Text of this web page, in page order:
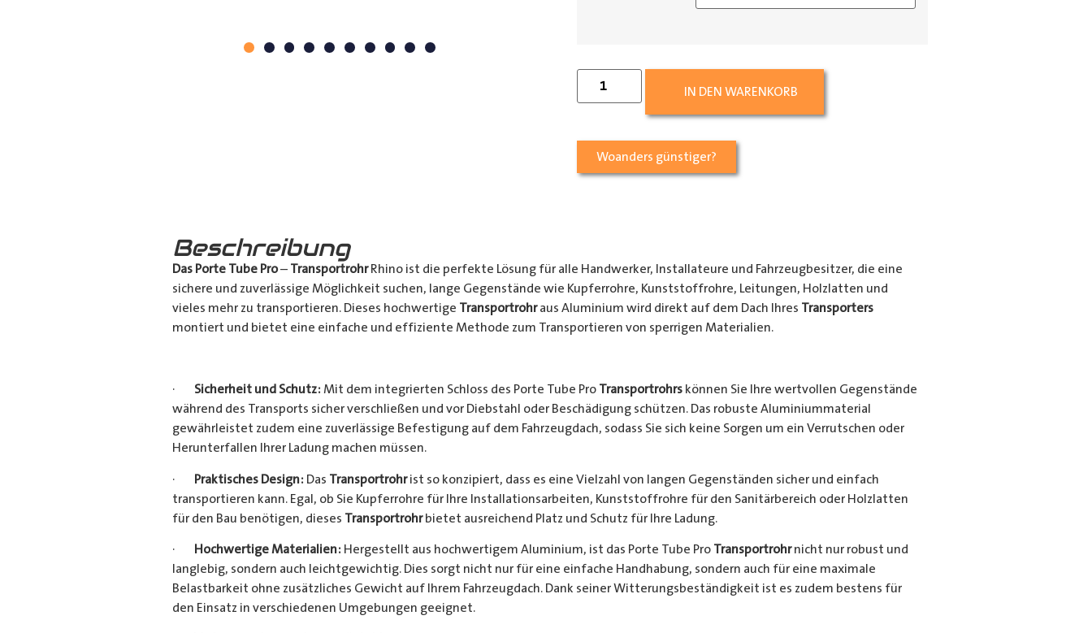
IN DEN WARENKORB
Woanders günstiger?
Beschreibung
Das Porte Tube Pro– TransportrohrRhino ist die perfekte Lösung für alle Handwerker, Installateure und Fahrzeugbesitzer, die eine
sichere und zuverlässige Möglichkeit suchen, lange Gegenstände wie Kupferrohre, Kunststoffrohre, Leitungen, Holzlatten und
vieles mehr zu transportieren. Dieses hochwertige Transportrohraus Aluminium wird direkt auf dem Dach Ihres Transporters
montiert und bietet eine einfache und effiziente Methode zum Transportieren von sperrigen Materialien.
· Sicherheit und Schutz: Mit dem integrierten Schloss des Porte Tube Pro Transportrohrskönnen Sie Ihre wertvollen Gegenstände
während des Transports sicher verschließen und vor Diebstahl oder Beschädigung schützen. Das robuste Aluminiummaterial
gewährleistet zudem eine zuverlässige Befestigung auf dem Fahrzeugdach, sodass Sie sich keine Sorgen um ein Verrutschen oder
Herunterfallen Ihrer Ladung machen müssen.
· Praktisches Design: Das Transportrohrist so konzipiert, dass es eine Vielzahl von langen Gegenständen sicher und einfach
transportieren kann. Egal, ob Sie Kupferrohre für Ihre Installationsarbeiten, Kunststoffrohre für den Sanitärbereich oder Holzlatten
für den Bau benötigen, dieses Transportrohrbietet ausreichend Platz und Schutz für Ihre Ladung.
· Hochwertige Materialien: Hergestellt aus hochwertigem Aluminium, ist das Porte Tube Pro Transportrohrnicht nur robust und
langlebig, sondern auch leichtgewichtig. Dies sorgt nicht nur für eine einfache Handhabung, sondern auch für eine maximale
Belastbarkeit ohne zusätzliches Gewicht auf Ihrem Fahrzeugdach. Dank seiner Witterungsbeständigkeit ist es zudem bestens für
den Einsatz in verschiedenen Umgebungen geeignet.